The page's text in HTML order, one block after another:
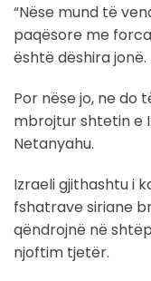
“Nëse mund të
paqësore me
është dëshira jonë.
Por nëse jo, ne do
mbrojtur shtetin e
Netanyahu.
Izraeli gjithashtu i
fshatrave siriane
qëndrojnë në
njoftim tjetër.